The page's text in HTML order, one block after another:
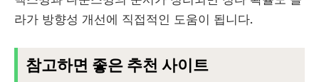
라가 방향성 개선에 직접적인 도움이 됩니다.
참고하면 좋은 추천 사이트